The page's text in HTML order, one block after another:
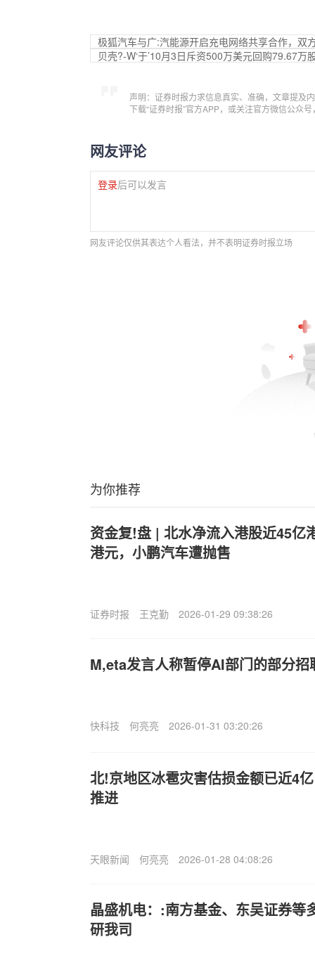
极狐汽车与广:汽能源开启充电网络共享合作，双
贝壳?-W‘于’10月3日斥资500万美元回购79.67万
声明：证券时报力求信息真实、准确，文章提及
下载“证券时报”官方APP，或关注官方微信公众
网友评论
登录后可以发言
网友评论仅供其表达个人看法，并不表明证券时报立场
为你推荐
资金复!盘 | 北水净流入港股近45亿
港元，小鹏汽车遭抛售
证券时报 王克勤 2026-01-29 09:38:26
M,eta发言人称暂停AI部门的部分招
快科技 何亮亮 2026-01-31 03:20:26
北!京地区冰雹灾害估损金额已近4
推进
天眼新闻 何亮亮 2026-01-28 04:08:26
晶盛机电：:南方基金、东吴证券等
研我司